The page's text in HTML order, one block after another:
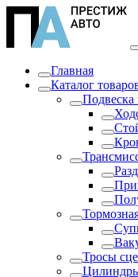
Главная
Каталог
Подвеска
Тросы